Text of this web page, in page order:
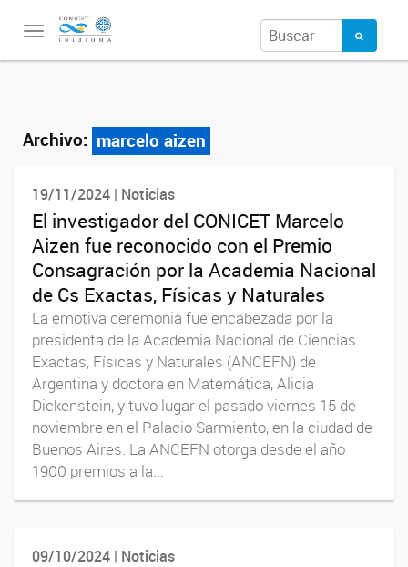
Toggle
Archivo: marcelo aizen
19/11/2024 | Noticias
El investigador del CONICET Marcelo
Aizen fue reconocido con el Premio
Consagración por la Academia Nacional
de Cs Exactas, Físicas y Naturales
La emotiva ceremonia fue encabezada por la
presidenta de la Academia Nacional de Ciencias
Exactas, Físicas y Naturales (ANCEFN) de
Argentina y doctora en Matemática, Alicia
Dickenstein, y tuvo lugar el pasado viernes 15 de
noviembre en el Palacio Sarmiento, en la ciudad de
Buenos Aires. La ANCEFN otorga desde el año
1900 premios a la...
09/10/2024 | Noticias